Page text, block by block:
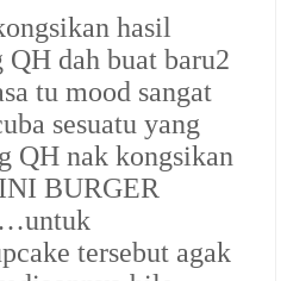
hasil
QH dah buat baru2
tu mood sangat
sesuatu yang
QH nak kongsikan
BURGER
tersebut agak